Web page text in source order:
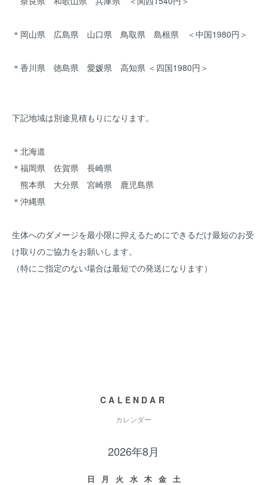
＊岡山県 広島県 山口県 鳥取県 島根県 ＜中国1980円＞
＊香川県 徳島県 愛媛県 高知県 ＜四国1980円＞
下記地域は別途見積もりになります。
＊北海道
＊福岡県 佐賀県 長崎県
熊本県 大分県 宮崎県 鹿児島県
＊沖縄県
生体へのダメージを最小限に抑えるためにできるだけ最短のお受
け取りのご協力をお願いします。
（特にご指定のない場合は最短での発送になります）
CALENDAR
カレンダー
2026年8月
日 月 火 水 木 金
土